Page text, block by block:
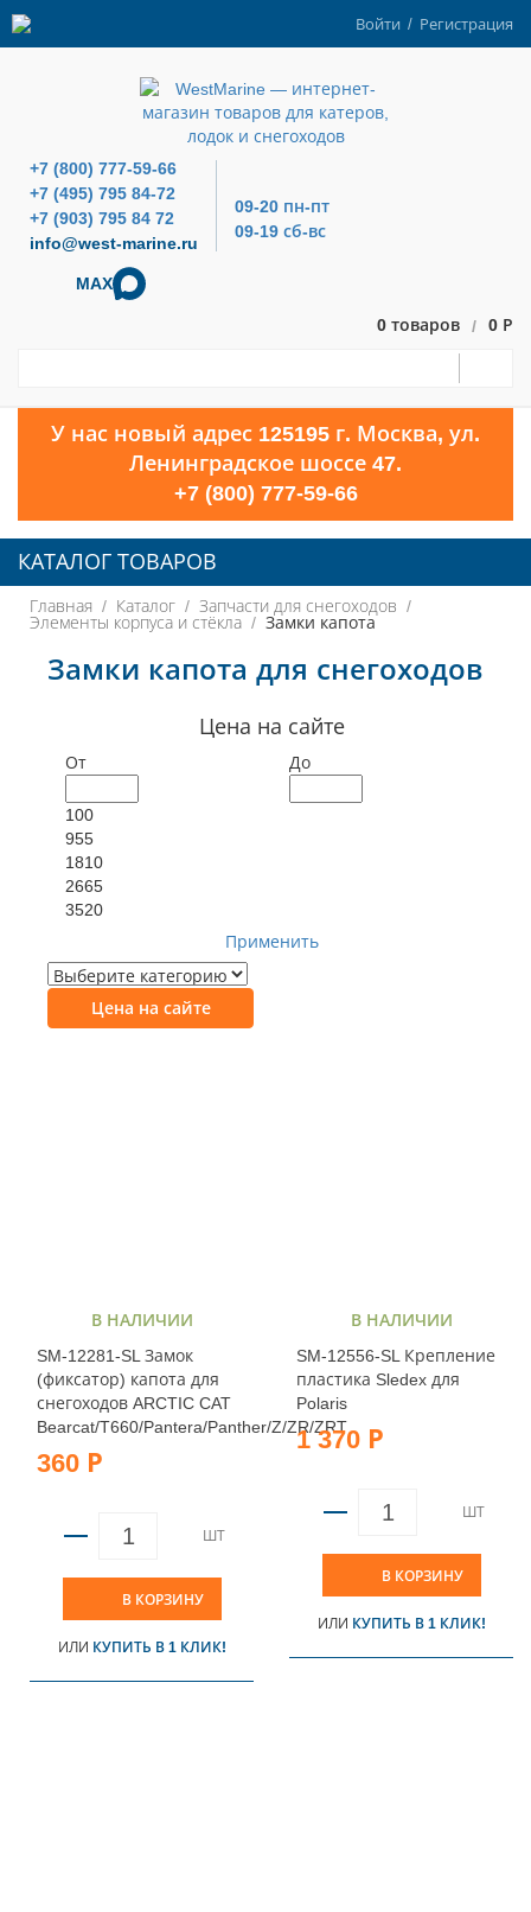
Войти / Регистрация
+7 (800) 777-59-66
+7 (495) 795 84-72
+7 (903) 795 84 72
info@west-marine.ru
09-20 пн-пт
09-19 сб-вс
MAX
0 товаров / 0 Р
У нас новый адрес 125195 г. Москва, ул.
Ленинградское шоссе 47.
+7 (800) 777-59-66
КАТАЛОГ ТОВАРОВ
Главная Каталог
Запчасти для снегоходов
Элементы корпуса и стёкла
Замки капота
Замки капота для снегоходов
Цена на сайте
От До
100
955
1810
2665
3520
Применить
Цена на сайте
В НАЛИЧИИ
SM-12281-SL Замок
(фиксатор) капота для
снегоходов ARCTIC CAT
Bearcat/T660/Pantera/Panther/Z/ZR/ZRT
360 Р
ШТ
В КОРЗИНУ
ИЛИ КУПИТЬ В 1 КЛИК!
В НАЛИЧИИ
SM-12556-SL Крепление
пластика Sledex для
Polaris
1 370 Р
ШТ
В КОРЗИНУ
ИЛИ КУПИТЬ В 1 КЛИК!